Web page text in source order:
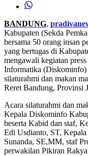
BANDUNG,
Kabupaten (Sekda
bersama 50 orang insan
yang bertugas di
mengawali kegiatan
Informatika (Diskominfo)
silaturahmi dan makan
Reret Bandung, Provinsi
Acara silaturahmi dan
Kepala Diskominfo
beserta Kabid dan staf,
Edi Usdianto, ST,
Sunanda, SE,MM, staf
perwakilan Pikiran